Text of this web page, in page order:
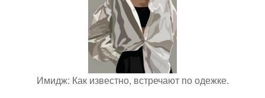
Имидж: Как известно, встречают по одежке.